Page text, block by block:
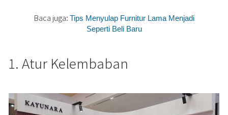
Baca juga: Tips Menyulap Furnitur Lama Menjadi
Seperti Beli Baru
1. Atur Kelembaban